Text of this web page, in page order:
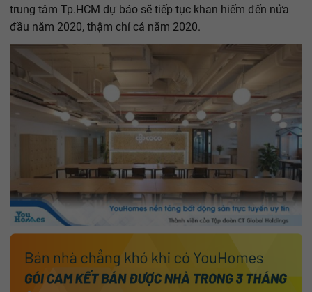
trung tâm Tp.HCM dự báo sẽ tiếp tục khan hiếm đến nửa
đầu năm 2020, thậm chí cả năm 2020.